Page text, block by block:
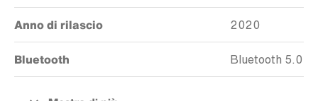
Anno di rilascio 2020
Bluetooth Bluetooth 5.0